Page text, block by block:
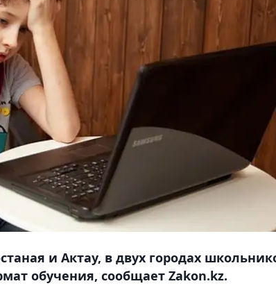
и Актау, в двух городах
обучения, сообщает Zakon.kz.